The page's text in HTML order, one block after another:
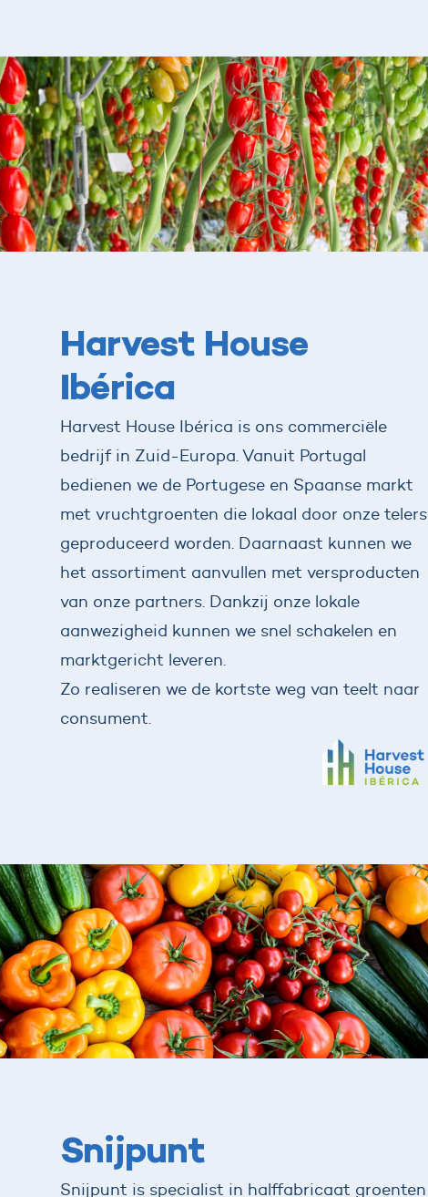
Harvest House
Ibérica
Harvest House Ibérica is ons commerciële
bedrijf in Zuid-Europa. Vanuit Portugal
bedienen we de Portugese en Spaanse markt
met vruchtgroenten die lokaal door onze telers
geproduceerd worden. Daarnaast kunnen we
het assortiment aanvullen met versproducten
van onze partners. Dankzij onze lokale
aanwezigheid kunnen we snel schakelen en
marktgericht leveren.
Zo realiseren we de kortste weg van teelt naar
consument.
Snijpunt
Snijpunt is specialist in halffabricaat groenten